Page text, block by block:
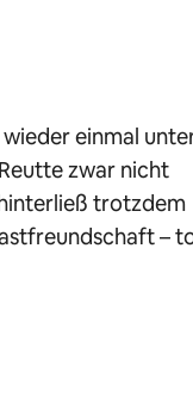
einmal
zwar nicht
trotzdem
–